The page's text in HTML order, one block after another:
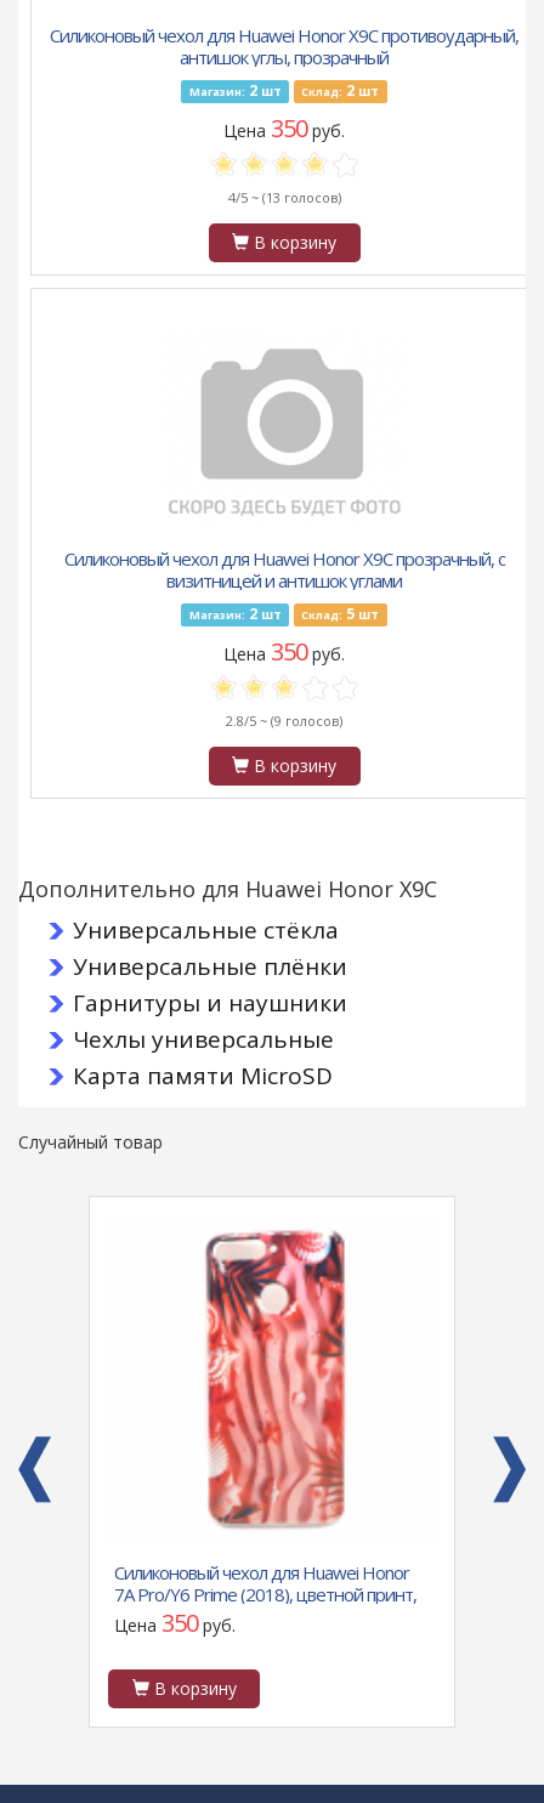
Силиконовый чехол для Huawei Honor X9C противоударный,
антишок углы, прозрачный
Магазин: 2шт Склад: 2 шт
Цена 350руб.
4/5 ~ (13 голосов)
В корзину
Силиконовый чехол для Huawei Honor X9C прозрачный, с
визитницей и антишок углами
Магазин: 2шт Склад: 5 шт
Цена 350руб.
2.8/5 ~ (9 голосов)
В корзину
Дополнительно для Huawei Honor X9C
Универсальные стёкла
Универсальные плёнки
Гарнитуры и наушники
Чехлы универсальные
Карта памяти MicroSD
Случайный товар
Силиконовый чехол для Huawei Honor
7A Pro/Y6 Prime (2018), цветной принт,
на пляже рис. №1
Цена 350руб.
В корзину